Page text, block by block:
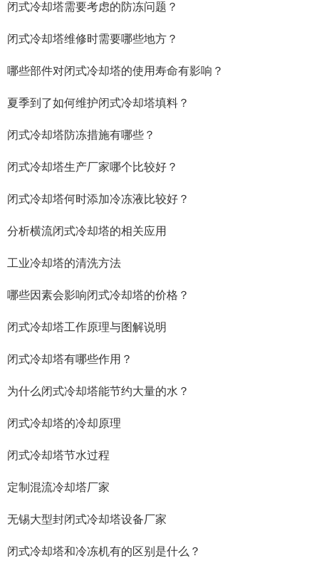
闭式冷却塔需要考虑的防冻问题？
闭式冷却塔维修时需要哪些地方？
哪些部件对闭式冷却塔的使用寿命有影响？
夏季到了如何维护闭式冷却塔填料？
闭式冷却塔防冻措施有哪些？
闭式冷却塔生产厂家哪个比较好？
闭式冷却塔何时添加冷冻液比较好？
分析横流闭式冷却塔的相关应用
工业冷却塔的清洗方法
哪些因素会影响闭式冷却塔的价格？
闭式冷却塔工作原理与图解说明
闭式冷却塔有哪些作用？
为什么闭式冷却塔能节约大量的水？
闭式冷却塔的冷却原理
闭式冷却塔节水过程
定制混流冷却塔厂家
无锡大型封闭式冷却塔设备厂家
闭式冷却塔和冷冻机有的区别是什么？